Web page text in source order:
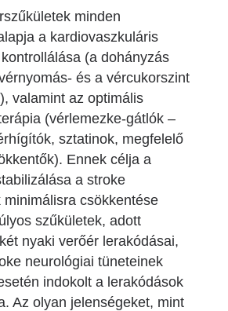
minden
a kardiovaszkuláris
(a dohányzás
és a vércukorszint
valamint az optimális
(vérlemezke-gátlók –
sztatinok, megfelelő
Ennek célja a
a stroke
minimálisra csökkentése
szűkületek, adott
nyaki verőér lerakódásai,
neurológiai tüneteinek
indokolt a lerakódások
Az olyan jelenségeket, mint